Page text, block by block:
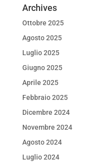
Archives
Ottobre 2025
Agosto 2025
Luglio 2025
Giugno 2025
Aprile 2025
Febbraio 2025
Dicembre 2024
Novembre 2024
Agosto 2024
Luglio 2024